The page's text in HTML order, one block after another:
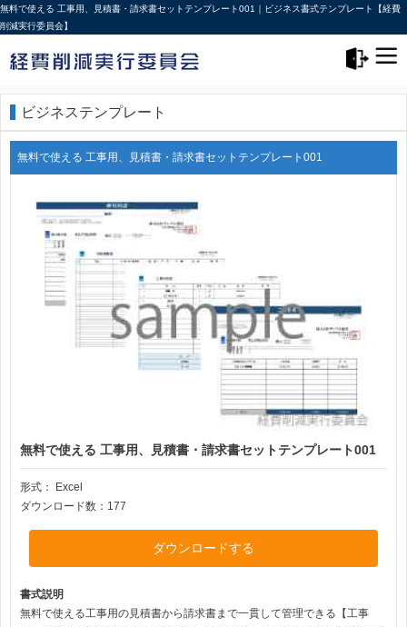
無料で使える 工事用、見積書・請求書セットテンプレート001｜ビジネス書式テンプレート【経費
削減実行委員会】
ビジネステンプレート
無料で使える 工事用、見積書・請求書セットテンプレート001
無料で使える 工事用、見積書・請求書セットテンプレート001
形式：
Excel
ダウンロード数：177
ダウンロードする
書式説明
無料で使える工事用の見積書から請求書まで一貫して管理できる【工事